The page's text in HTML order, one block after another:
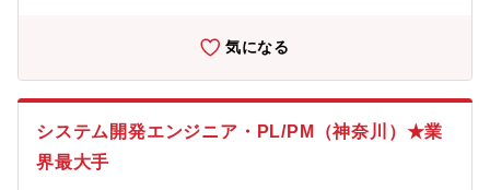
ち”として会社を支えながら、あなたのアイデアで会社をもっと良
報・SNS運用など、幅広い業務経験を積むことができます。 ま
ることができる環境です。・あなたの気づきやセンスが、チー
ム・会社全体の力になる仕事です。【募集背景】退職に伴う欠員
気になる
システム開発エンジニア・PL/PM（神奈川）★業
界最大手